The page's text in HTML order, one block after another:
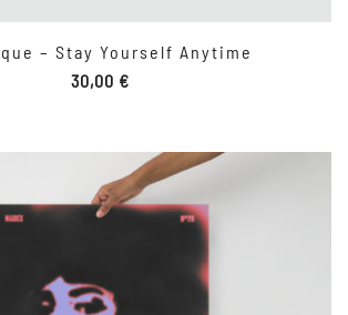
– Stay Yourself Anytime
30,00 €